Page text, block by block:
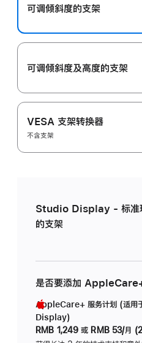
可调倾斜度的支架
可调倾斜度及高‍度的支‍架
VESA 支架转换器
不含支架
Studio Display - 标准
的支架
是否要添加 AppleCare+
AppleCare+ 服务计划 (适用
Display)
RMB 1,249 或 RMB 53/月